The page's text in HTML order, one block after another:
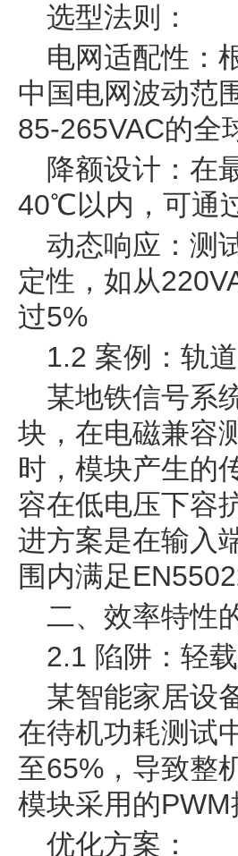
选型法则：
电网适配性：
中国电网波动范
85-265VAC的全
降额设计：在
40℃以内，可通
动态响应：测
定性，如从
过5%
1.2 案例：轨
某地铁信号系
块，在电磁兼容
时，模块产生的
容在低电压下容
进方案是在输入
围内满足
二、效率特性
2.1 陷阱：轻
某智能家居设
在待机功耗测试
至65%，导致整
模块采用的
优化方案：